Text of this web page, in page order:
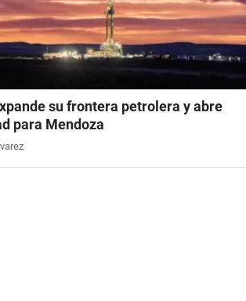
su frontera petrolera y abre
para Mendoza